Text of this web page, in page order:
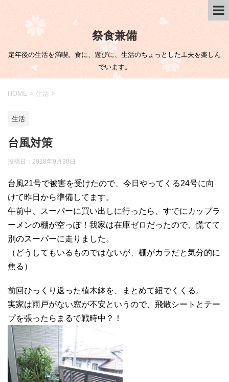
祭食兼備
定年後の生活を満喫。食に、遊びに、生活のちょっとした工夫を楽しん
でいます。
HOME > 生活 >
生活
台風対策
投稿日： 2018年9月30日
台風21号で被害を受けたので、今日やってくる24号に向
けて昨日から準備してます。
午前中、スーパーに買い出しに行ったら、すでにカップラ
ーメンの棚が空っぽ！我家は在庫ゼロだったので、慌てて
別のスーパーに走りました。
（どうしてもいるものではないが、棚がカラだと気分的に
焦る）
前回ひっくり返った植木鉢を、まとめて紐でくくる。
実家は雨戸がない窓が不安というので、飛散シートとテー
プを張ったらまるで戦時中？！